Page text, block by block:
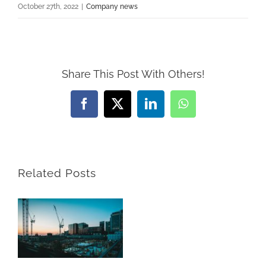
October 27th, 2022 Company news
Share This Post With Others!
Facebook
X LinkedInWhatsApp
Related Posts